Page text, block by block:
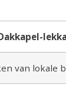
van lokale